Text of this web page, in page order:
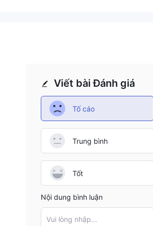
Viết bài Đánh giá
Tố cáo
Trung bình
Tốt
Nội dung bình luận
Vui lòng nhập...